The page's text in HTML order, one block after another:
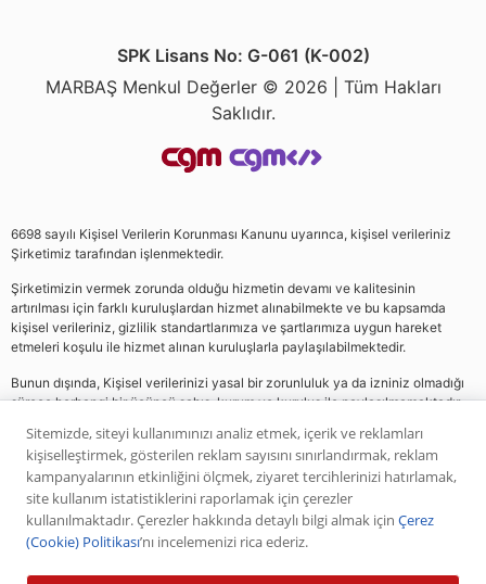
SPK Lisans No: G-061 (K-002)
MARBAŞ Menkul Değerler © 2026 | Tüm Hakları
Saklıdır.
6698 sayılı Kişisel Verilerin Korunması Kanunu uyarınca, kişisel verileriniz
Şirketimiz tarafından işlenmektedir.
Şirketimizin vermek zorunda olduğu hizmetin devamı ve kalitesinin
artırılması için farklı kuruluşlardan hizmet alınabilmekte ve bu kapsamda
kişisel verileriniz, gizlilik standartlarımıza ve şartlarımıza uygun hareket
etmeleri koşulu ile hizmet alınan kuruluşlarla paylaşılabilmektedir.
Bunun dışında, Kişisel verilerinizi yasal bir zorunluluk ya da izniniz olmadığı
sürece herhangi bir üçüncü şahıs, kurum ve kuruluş ile paylaşılmamaktadır.
Web sitemizde yer alan analiz, yorum ve tavsiyeler yatırım danışmanlığı
kapsamında değildir. Bu tavsiyeler genel nitelikte olup, özel olarak sizin mali
durumunuz ile risk ve getiri tercihlerinize uygun olarak hazırlanmamıştır. Bu
nedenle, sadece burada yer alan bilgilere dayanılarak yatırım kararı verilmesi
beklentilerinize uygun sonuçlar doğurmayabilir. Yapılan tüm yorumlar
Sitemizde, siteyi kullanımınızı analiz etmek, içerik ve reklamları
kişiselleştirmek, gösterilen reklam sayısını sınırlandırmak, reklam
kampanyalarının etkinliğini ölçmek, ziyaret tercihlerinizi hatırlamak,
site kullanım istatistiklerini raporlamak için çerezler
kullanılmaktadır. Çerezler hakkında detaylı bilgi almak için Çerez
(Cookie) Politikası’nı incelemenizi rica ederiz.